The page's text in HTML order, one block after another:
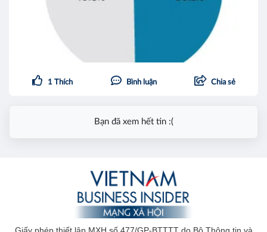
1 Thích Bình luận Chia sẻ
Bạn đã xem hết tin :(